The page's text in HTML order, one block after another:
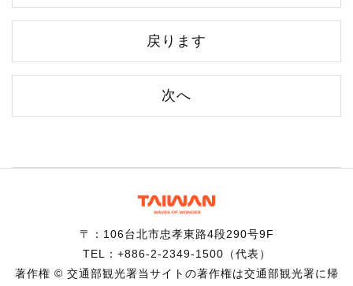
戻ります
次へ
〒：106台北市忠孝東路4段290号9F
TEL：+886-2-2349-1500（代表）
著作権 © 交通部観光署当サイトの著作権は交通部観光署に帰